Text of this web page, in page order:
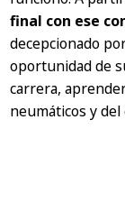
final con ese
decepcionado
oportunidad de
carrera,
neumáticos y